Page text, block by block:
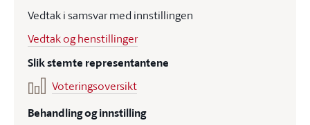
Vedtak i samsvar med innstillingen
Vedtak og henstillinger
Slik stemte representantene
Voteringsoversikt
Behandling og innstilling